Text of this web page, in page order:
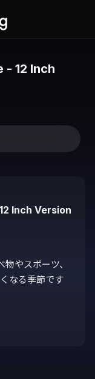
- 12 Inch
Inch Version
やスポーツ、
なる季節です